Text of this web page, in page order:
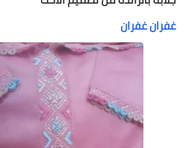
غفران غفران